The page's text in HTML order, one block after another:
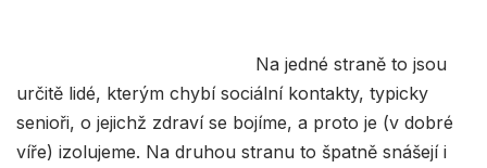
Na jedné straně to jsou
určitě lidé, kterým chybí sociální kontakty, typicky
senioři, o jejichž zdraví se bojíme, a proto je (v dobré
víře) izolujeme. Na druhou stranu to špatně snášejí i